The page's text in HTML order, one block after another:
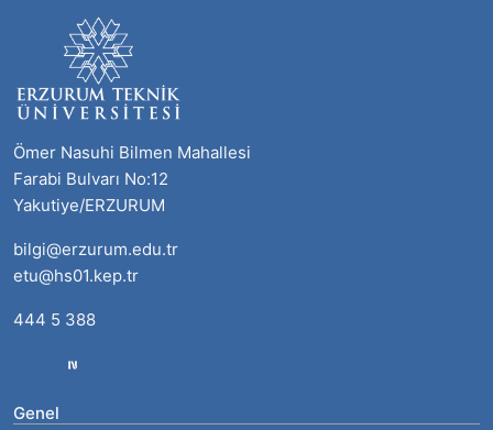
Ömer Nasuhi Bilmen Mahallesi
Farabi Bulvarı No:12
Yakutiye/ERZURUM
bilgi@erzurum.edu.tr
etu@hs01.kep.tr
444 5 388
Genel